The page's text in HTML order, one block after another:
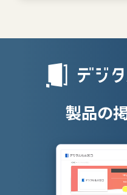
製品の